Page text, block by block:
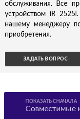
обслуживания. Все
устройством iR
нашему менеджеру
приобретения.
ЗАДАТЬ ВОПРОС
ПОКАЗАТЬ СНАЧАЛА
Совместимые